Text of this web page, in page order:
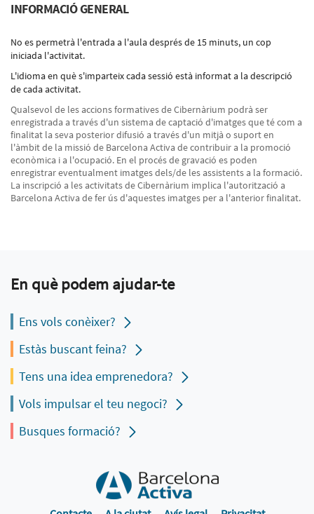
INFORMACIÓ GENERAL
No es permetrà l'entrada a l'aula després de 15 minuts, un cop
iniciada l'activitat.
L'idioma en què s'imparteix cada sessió està informat a la descripció
de cada activitat.
Qualsevol de les accions formatives de Cibernàrium podrà ser
enregistrada a través d'un sistema de captació d'imatges que té com a
finalitat la seva posterior difusió a través d'un mitjà o suport en
l'àmbit de la missió de Barcelona Activa de contribuir a la promoció
econòmica i a l'ocupació. En el procés de gravació es poden
enregistrar eventualment imatges dels/de les assistents a la formació.
La inscripció a les activitats de Cibernàrium implica l'autorització a
Barcelona Activa de fer ús d'aquestes imatges per a l'anterior finalitat.
En què podem ajudar-te
Ens vols conèixer?
Estàs buscant feina?
Tens una idea emprenedora?
Vols impulsar el teu negoci?
Busques formació?